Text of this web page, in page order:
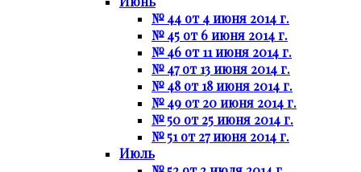
№ 44 от 4 июня 2014 г.
№ 45 от 6 июня 2014 г.
№ 46 от 11 июня 2014 г.
№ 47 от 13 июня 2014 г.
№ 48 от 18 июня 2014 г.
№ 49 от 20 июня 2014 г.
№ 50 от 25 июня 2014 г.
№ 51 от 27 июня 2014 г.
Июль